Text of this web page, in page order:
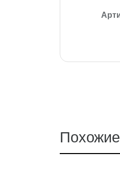
Похожие